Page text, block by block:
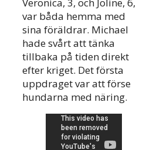
Veronica, 3, och Joline, 6,
var båda hemma med
sina föräldrar. Michael
hade svårt att tänka
tillbaka på tiden direkt
efter kriget. Det första
uppdraget var att förse
hundarna med näring.